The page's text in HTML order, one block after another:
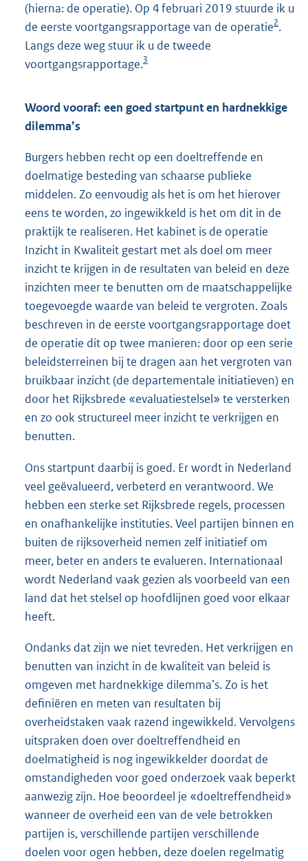
(hierna: de operatie). Op 4 februari 2019 stuurde ik u
de eerste voortgangsrapportage van de operatie2.
Langs deze weg stuur ik u de tweede
voortgangsrapportage.3
Woord vooraf: een goed startpunt en hardnekkige
dilemma’s
Burgers hebben recht op een doeltreffende en
doelmatige besteding van schaarse publieke
middelen. Zo eenvoudig als het is om het hierover
eens te worden, zo ingewikkeld is het om dit in de
praktijk te realiseren. Het kabinet is de operatie
Inzicht in Kwaliteit gestart met als doel om meer
inzicht te krijgen in de resultaten van beleid en deze
inzichten meer te benutten om de maatschappelijke
toegevoegde waarde van beleid te vergroten. Zoals
beschreven in de eerste voortgangsrapportage doet
de operatie dit op twee manieren: door op een serie
beleidsterreinen bij te dragen aan het vergroten van
bruikbaar inzicht (de departementale initiatieven) en
door het Rijksbrede «evaluatiestelsel» te versterken
en zo ook structureel meer inzicht te verkrijgen en
benutten.
Ons startpunt daarbij is goed. Er wordt in Nederland
veel geëvalueerd, verbeterd en verantwoord. We
hebben een sterke set Rijksbrede regels, processen
en onafhankelijke instituties. Veel partijen binnen en
buiten de rijksoverheid nemen zelf initiatief om
meer, beter en anders te evalueren. Internationaal
wordt Nederland vaak gezien als voorbeeld van een
land dat het stelsel op hoofdlijnen goed voor elkaar
heeft.
Ondanks dat zijn we niet tevreden. Het verkrijgen en
benutten van inzicht in de kwaliteit van beleid is
omgeven met hardnekkige dilemma’s. Zo is het
definiëren en meten van resultaten bij
overheidstaken vaak razend ingewikkeld. Vervolgens
uitspraken doen over doeltreffendheid en
doelmatigheid is nog ingewikkelder doordat de
omstandigheden voor goed onderzoek vaak beperkt
aanwezig zijn. Hoe beoordeel je «doeltreffendheid»
wanneer de overheid een van de vele betrokken
partijen is, verschillende partijen verschillende
doelen voor ogen hebben, deze doelen regelmatig